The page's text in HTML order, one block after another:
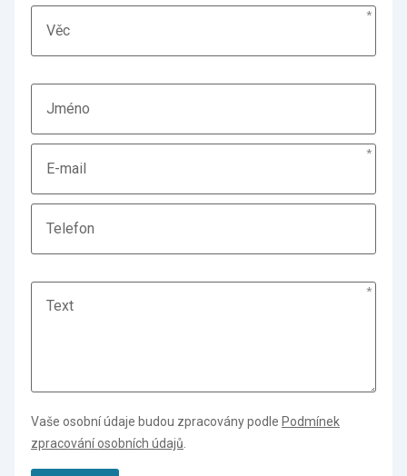
Vaše osobní údaje budou zpracovány podle Podmínek
zpracování osobních údajů